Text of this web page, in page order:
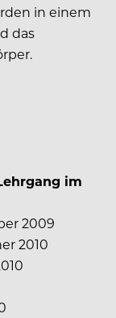
in einem
das
im
2009
2010